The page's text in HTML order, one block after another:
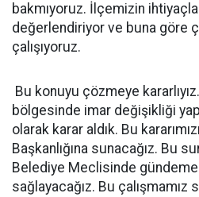
bakmıyoruz. İlçemizin
değerlendiriyor ve buna göre
çalışıyoruz.
Bu konuyu çözmeye
bölgesinde imar değişikliği
olarak karar aldık. Bu
Başkanlığına sunacağız. Bu
Belediye Meclisinde gündeme
sağlayacağız. Bu